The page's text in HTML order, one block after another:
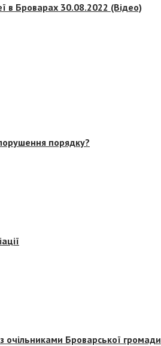
в Броварах 30.08.2022 (Відео)
порядку?
очільниками Броварської громади